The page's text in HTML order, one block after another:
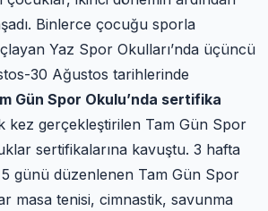
Binlerce çocuğu sporla
Yaz Spor Okulları’nda üçüncü
30 Ağustos tarihlerinde
Gün Spor Okulu’nda sertifika
kez gerçekleştirilen Tam Gün Spor
sertifikalarına kavuştu. 3 hafta
günü düzenlenen Tam Gün Spor
masa tenisi, cimnastik, savunma